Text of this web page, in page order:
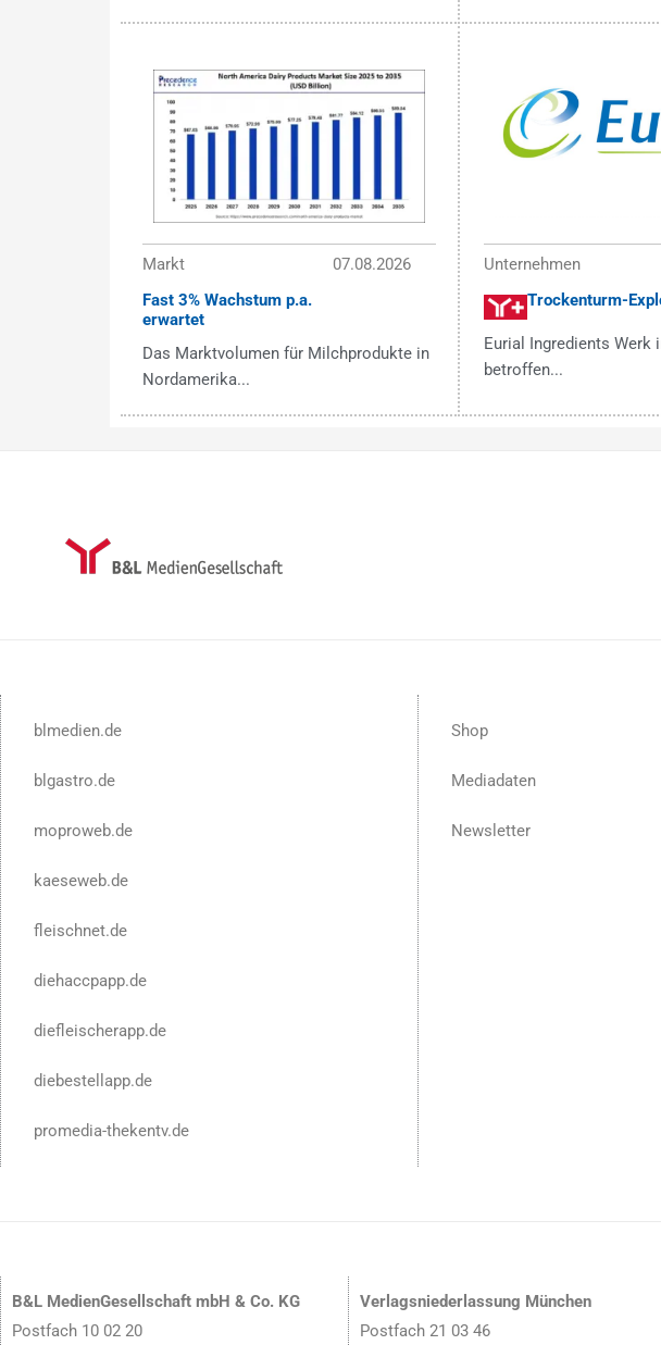
Markt
07.08.2026
Fast 3% Wachstum p.a.
erwartet
Das Marktvolumen für Milchprodukte in
Nordamerika...
Unternehmen
Trockenturm-
Eurial Ingredients Werk
betroffen...
blmedien.de
blgastro.de
moproweb.de
kaeseweb.de
fleischnet.de
diehaccpapp.de
diefleischerapp.de
diebestellapp.de
promedia-thekentv.de
Shop
Mediadaten
Newsletter
B&L MedienGesellschaft mbH & Co. KG
Postfach 10 02 20
Verlagsniederlassung München
Postfach 21 03 46